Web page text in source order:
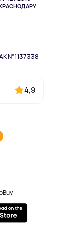
№1137338
4,9